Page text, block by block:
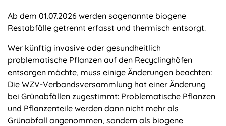
Ab dem 01.07.2026 werden sogenannte biogene
Restabfälle getrennt erfasst und thermisch entsorgt.
Wer künftig invasive oder gesundheitlich
problematische Pflanzen auf den Recyclinghöfen
entsorgen möchte, muss einige Änderungen beachten:
Die WZV-Verbandsversammlung hat einer Änderung
bei Grünabfällen zugestimmt: Problematische Pflanzen
und Pflanzenteile werden dann nicht mehr als
Grünabfall angenommen, sondern als biogene